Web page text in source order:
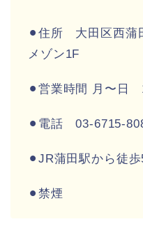
⚫︎住所 大田区西蒲
メゾン1F
⚫︎営業時間 月〜日
⚫︎電話 03-6715-
⚫︎JR蒲田駅から徒歩
⚫︎禁煙